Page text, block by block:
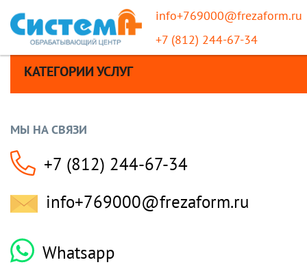
info+769000@frezaform.ru
+7 (812) 244-67-34
КАТЕГОРИИ УСЛУГ
МЫ НА СВЯЗИ
+7 (812) 244-67-34
info+769000@frezaform.ru
Whatsapp